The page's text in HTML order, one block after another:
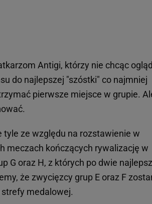
Antigi, którzy nie chcąc
do najlepszej "szóstki" co najmniej
pierwsze miejsce w grupie.
tyle ze względu na rozstawienie w
meczach kończących rywalizację w
G oraz H, z których po dwie
że zwycięzcy grup E oraz F
medalowej.